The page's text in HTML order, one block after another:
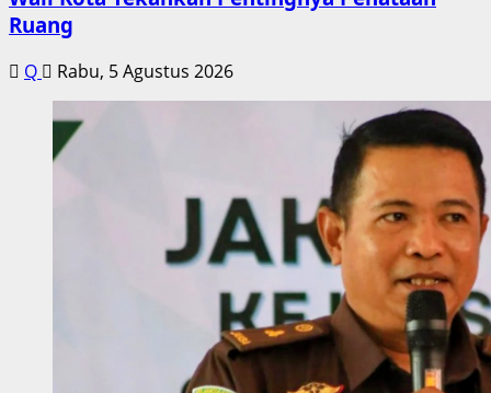
Ruang
Q Rabu, 5 Agustus 2026